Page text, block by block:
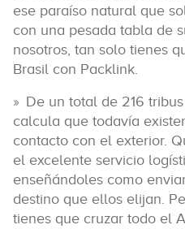
ese paraíso natural que
con una pesada tabla de
nosotros, tan solo tienes
Brasil con Packlink.
De un total de 216
calcula que todavía
contacto con el exterior.
el excelente servicio
enseñándoles como
destino que ellos elijan.
tienes que cruzar todo el